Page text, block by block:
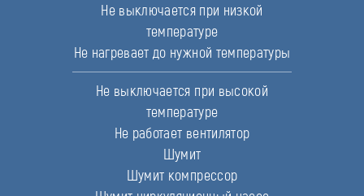
Не выключается при низкой
температуре
Не нагревает до нужной температуры
Не выключается при высокой
температуре
Не работает вентилятор
Шумит
Шумит компрессор